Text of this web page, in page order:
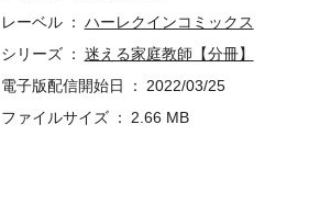
レーベル
ハーレクインコミックス
シリーズ
迷える家庭教師【分冊】
電子版配信開始日
2022/03/25
ファイルサイズ
2.66 MB